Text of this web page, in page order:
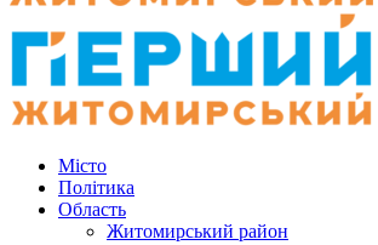
Місто
Політика
Область
Житомирський район